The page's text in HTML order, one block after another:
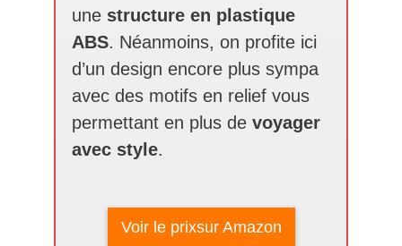
une structure en plastique
ABS. Néanmoins, on profite ici
d’un design encore plus sympa
avec des motifs en relief vous
permettant en plus de voyager
avec style.
Voir le prixsur Amazon